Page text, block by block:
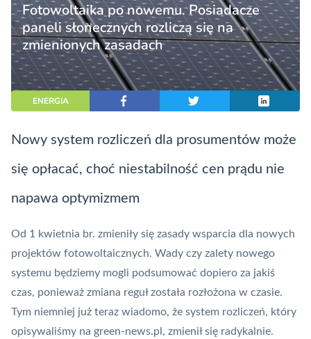
Fotowoltaika po nowemu. Posiadacze
paneli słonecznych rozliczą się na
zmienionych zasadach
ENERGIA
Nowy system rozliczeń dla prosumentów może
się opłacać, choć niestabilność cen prądu nie
napawa optymizmem
Od 1 kwietnia br. zmieniły się zasady wsparcia dla nowych
projektów fotowoltaicznych. Wady czy zalety nowego
systemu będziemy mogli podsumować dopiero za jakiś
czas, ponieważ zmiana reguł została rozłożona w czasie.
Tym niemniej już teraz wiadomo, że system rozliczeń, który
opisywaliśmy na green-news.pl , zmienił się radykalnie.